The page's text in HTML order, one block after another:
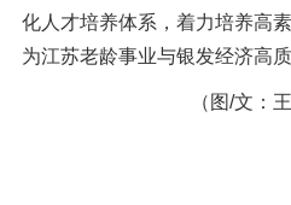
化人才培养体系，着力培养高
为江苏老龄事业与银发经济高
（图/文：